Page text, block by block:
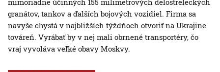
mimoriadne účinných 155 milimetrových delostreleckých
granátov, tankov a ďalších bojových vozidiel. Firma sa
navyše chystá v najbližších týždňoch otvoriť na Ukrajine
továreň. Vyrábať by v nej mali obrnené transportéry, čo
vraj vyvoláva veľké obavy Moskvy.